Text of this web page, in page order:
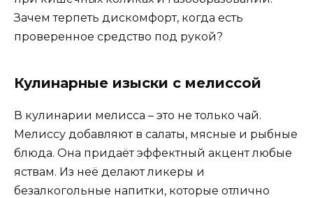
Зачем терпеть дискомфорт, когда есть
проверенное средство под рукой?
Кулинарные изыски с мелиссой
В кулинарии мелисса – это не только чай.
Мелиссу добавляют в салаты, мясные и рыбные
блюда. Она придаёт эффектный акцент любые
яствам. Из неё делают ликеры и
безалкогольные напитки, которые отлично